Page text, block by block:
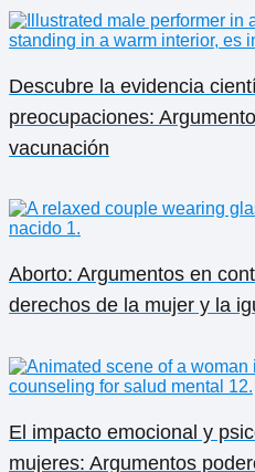
Descubre la evidencia
preocupaciones:
vacunación
Aborto: Argumentos en
derechos de la mujer y la
El impacto emocional y
mujeres: Argumentos